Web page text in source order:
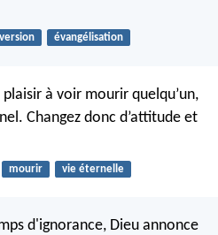
évangélisation
à voir mourir quelqu’un,
Changez donc d’attitude et
mourir vie éternelle
d'ignorance, Dieu annonce